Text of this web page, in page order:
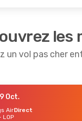
les
un vol pas cher
Oct.
AirDirect
LOP